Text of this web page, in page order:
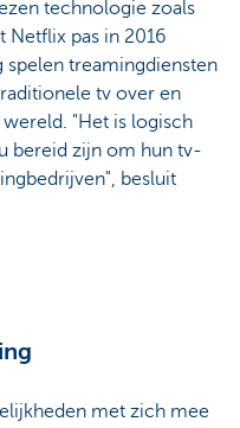
technologie zoals
Netflix pas in 2016
spelen treamingdiensten
tv over en
"Het is logisch
bereid zijn om hun tv-
besluit
met zich mee